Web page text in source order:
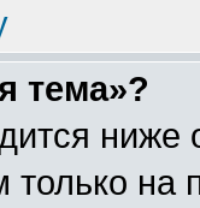
тема»?
ниже
на